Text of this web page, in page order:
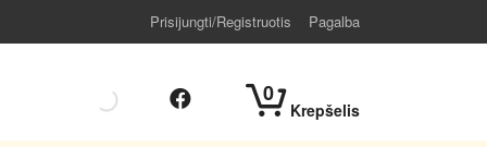
Prisijungti/Registruotis Pagalba
0
Krepšelis